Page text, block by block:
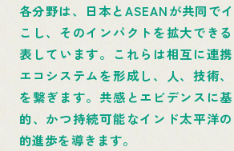
各分野は、日本とASEANが共同で
こし、そのインパクトを拡大でき
表しています。これらは相互に連
エコシステムを形成し、人、技術
を繋ぎます。共感とエビデンスに
的、かつ持続可能なインド太平洋
的進歩を導きます。